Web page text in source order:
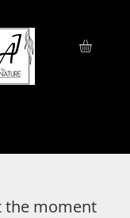
the moment